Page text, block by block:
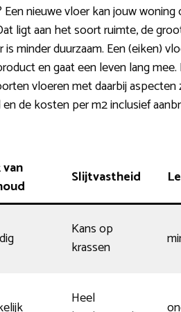
nieuwe vloer kan jouw
ligt aan het soort ruimte, de
minder duurzaam. Een (eiken)
en gaat een leven lang
vloeren met daarbij aspecten
de kosten per m2 inclusief
Slijtvastheid
Kans op
krassen
Heel